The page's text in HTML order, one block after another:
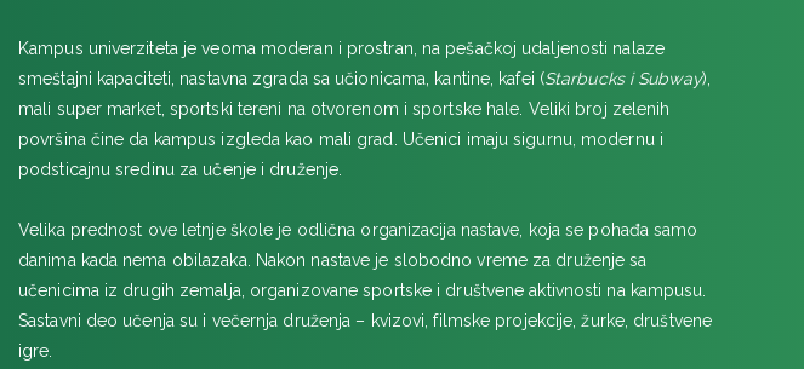
Kampus univerziteta je veoma moderan i prostran, na pešačkoj udaljenosti nalaze
smeštajni kapaciteti, nastavna zgrada sa učionicama, kantine, kafei (Starbucks i Subway),
mali super market, sportski tereni na otvorenom i sportske hale. Veliki broj zelenih
površina čine da kampus izgleda kao mali grad. Učenici imaju sigurnu, modernu i
podsticajnu sredinu za učenje i druženje.
Velika prednost ove letnje škole je odlična organizacija nastave, koja se pohađa samo
danima kada nema obilazaka. Nakon nastave je slobodno vreme za druženje sa
učenicima iz drugih zemalja, organizovane sportske i društvene aktivnosti na kampusu.
Sastavni deo učenja su i večernja druženja – kvizovi, filmske projekcije, žurke, društvene
igre.